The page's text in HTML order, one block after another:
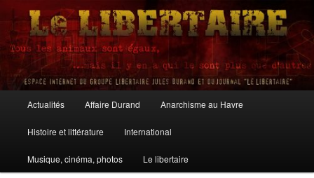
Aller
contenu
principal
Aller
contenu
secondaire
Le Libertaire
principal
Actualités Affaire Durand Anarchisme au Havre
Histoire et littérature International
Musique, cinéma, photos Le libertaire